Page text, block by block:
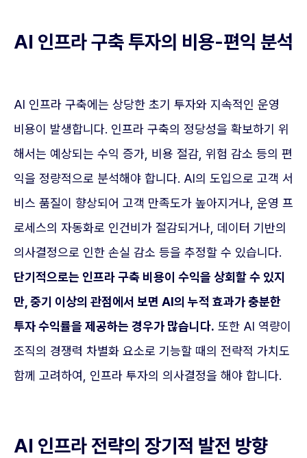
AI 인프라 구축 투자의 비용-편익 분석
AI 인프라 구축에는 상당한 초기 투자와 지속적인 운영
비용이 발생합니다. 인프라 구축의 정당성을 확보하기 위
해서는 예상되는 수익 증가, 비용 절감, 위험 감소 등의 편
익을 정량적으로 분석해야 합니다. AI의 도입으로 고객 서
비스 품질이 향상되어 고객 만족도가 높아지거나, 운영 프
로세스의 자동화로 인건비가 절감되거나, 데이터 기반의
의사결정으로 인한 손실 감소 등을 추정할 수 있습니다.
단기적으로는 인프라 구축 비용이 수익을 상회할 수 있지
만, 중기 이상의 관점에서 보면 AI의 누적 효과가 충분한
투자 수익률을 제공하는 경우가 많습니다. 또한 AI 역량이
조직의 경쟁력 차별화 요소로 기능할 때의 전략적 가치도
함께 고려하여, 인프라 투자의 의사결정을 해야 합니다.
AI 인프라 전략의 장기적 발전 방향